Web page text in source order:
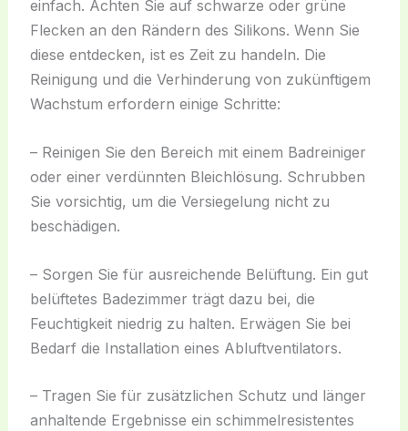
einfach. Achten Sie auf schwarze oder grüne
Flecken an den Rändern des Silikons. Wenn Sie
diese entdecken, ist es Zeit zu handeln. Die
Reinigung und die Verhinderung von zukünftigem
Wachstum erfordern einige Schritte:
– Reinigen Sie den Bereich mit einem Badreiniger
oder einer verdünnten Bleichlösung. Schrubben
Sie vorsichtig, um die Versiegelung nicht zu
beschädigen.
– Sorgen Sie für ausreichende Belüftung. Ein gut
belüftetes Badezimmer trägt dazu bei, die
Feuchtigkeit niedrig zu halten. Erwägen Sie bei
Bedarf die Installation eines Abluftventilators.
– Tragen Sie für zusätzlichen Schutz und länger
anhaltende Ergebnisse ein schimmelresistentes